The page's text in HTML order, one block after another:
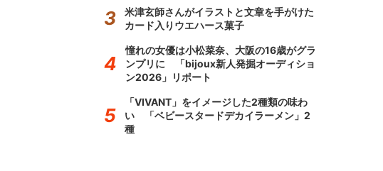
米津玄師さんがイラストと文章を手がけた
カード入りウエハース菓子
憧れの女優は小松菜奈、大阪の16歳がグラ
ンプリに 「bijoux新人発掘オーディショ
ン2026」リポート
「VIVANT」をイメージした2種類の味わ
い 「ベビースタードデカイラーメン」2
種